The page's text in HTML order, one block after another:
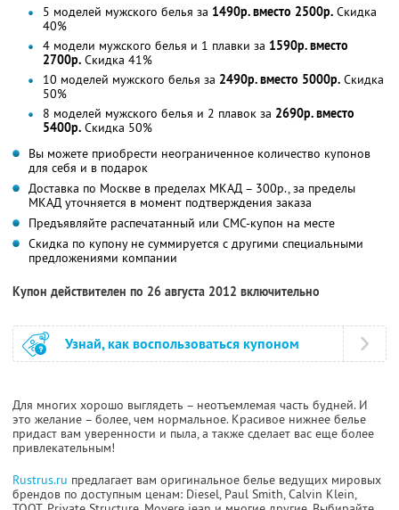
5 моделей мужского белья за 1490р. вместо 2500р. Скидка
40%
4 модели мужского белья и 1 плавки за 1590р. вместо
2700р. Скидка 41%
10 моделей мужского белья за 2490р. вместо 5000р. Скидка
50%
8 моделей мужского белья и 2 плавок за 2690р. вместо
5400р. Скидка 50%
Вы можете приобрести неограниченное количество купонов
для себя и в подарок
Доставка по Москве в пределах МКАД – 300р., за пределы
МКАД уточняется в момент подтверждения заказа
Предъявляйте распечатанный или СМС-купон на месте
Скидка по купону не суммируется с другими специальными
предложениями компании
Купон действителен по 26 августа 2012 включительно
Узнай, как воспользоваться купоном
Для многих хорошо выглядеть – неотъемлемая часть будней. И
это желание – более, чем нормальное. Красивое нижнее белье
придаст вам уверенности и пыла, а также сделает вас еще более
привлекательным!
Rustrus.ru предлагает вам оригинальное белье ведущих мировых
брендов по доступным ценам: Diesel, Paul Smith, Calvin Klein,